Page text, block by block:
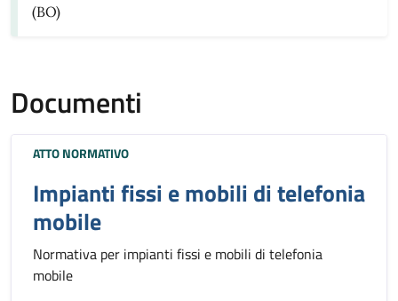
(BO)
Documenti
ATTO NORMATIVO
Impianti fissi e mobili di telefonia
mobile
Normativa per impianti fissi e mobili di telefonia
mobile